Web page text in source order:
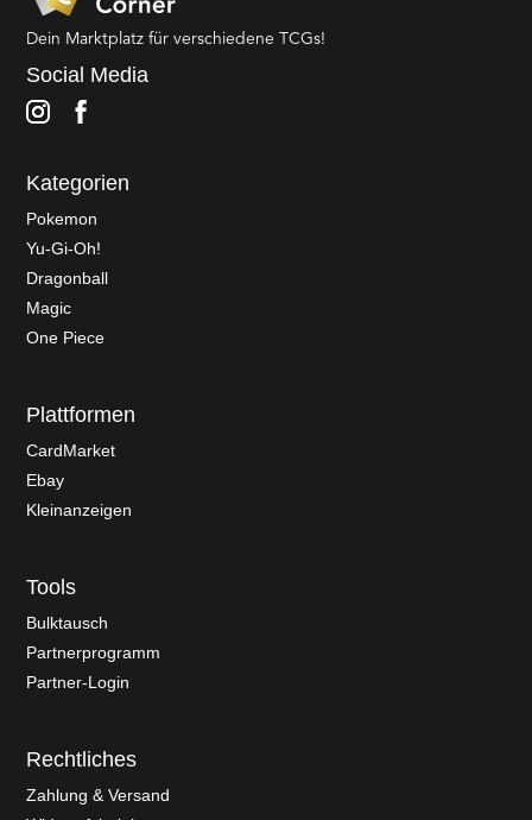
Dein Marktplatz für verschiedene TCGs!
Social Media
Kategorien
Pokemon
Yu-Gi-Oh!
Dragonball
Magic
One Piece
Plattformen
CardMarket
Ebay
Kleinanzeigen
Tools
Bulktausch
Partnerprogramm
Partner-Login
Rechtliches
Zahlung & Versand